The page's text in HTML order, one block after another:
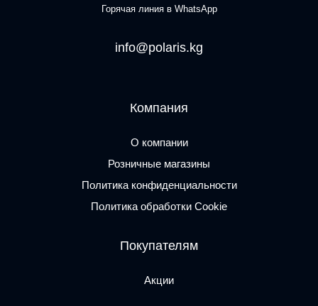
Горячая линия в WhatsApp
info@polaris.kg
Компания
О компании
Розничные магазины
Политика конфиденциальности
Политика обработки Cookie
Покупателям
Акции